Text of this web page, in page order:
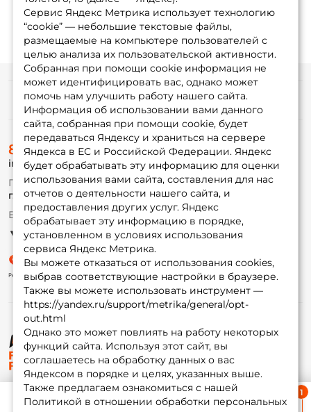
Ближайшая доставка
Сервис Яндекс Метрика использует технологию
“cookie” — небольшие текстовые файлы,
размещаемые на компьютере пользователей с
целью анализа их пользовательской активности.
Собранная при помощи cookie информация не
может идентифицировать вас, однако может
помочь нам улучшить работу нашего сайта.
Информация об использовании вами данного
сайта, собранная при помощи cookie, будет
передаваться Яндексу и храниться на сервере
Яндекса в ЕС и Российской Федерации. Яндекс
будет обрабатывать эту информацию для оценки
использования вами сайта, составления для нас
отчетов о деятельности нашего сайта, и
предоставления других услуг. Яндекс
обрабатывает эту информацию в порядке,
установленном в условиях использования
сервиса Яндекс Метрика.
Вы можете отказаться от использования cookies,
выбрав соответствующие настройки в браузере.
Также вы можете использовать инструмент —
https://yandex.ru/support/metrika/general/opt-
out.html
Однако это может повлиять на работу некоторых
функций сайта. Используя этот сайт, вы
соглашаетесь на обработку данных о вас
Яндексом в порядке и целях, указанных выше.
Также предлагаем ознакомиться с нашей
Политикой в отношении обработки персональных
© ФоксФишинг, 2009-2026
Информация
О магазине
Доставка
Оплата
Fox-bonus
Гуру
Партнерская программа
8 (495) 532-77-88
info@foxfishing.ru
По вопросам с заказом
г. Москва, ул. Плеханова д.7
Ежедневно 10:00 до 20:00